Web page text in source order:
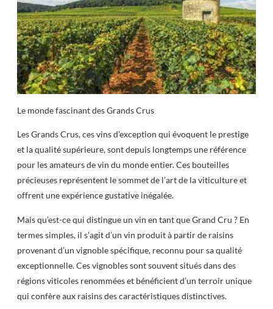
Le monde fascinant des Grands Crus
Les Grands Crus, ces vins d’exception qui évoquent le prestige
et la qualité supérieure, sont depuis longtemps une référence
pour les amateurs de vin du monde entier. Ces bouteilles
précieuses représentent le sommet de l’art de la viticulture et
offrent une expérience gustative inégalée.
Mais qu’est-ce qui distingue un vin en tant que Grand Cru ? En
termes simples, il s’agit d’un vin produit à partir de raisins
provenant d’un vignoble spécifique, reconnu pour sa qualité
exceptionnelle. Ces vignobles sont souvent situés dans des
régions viticoles renommées et bénéficient d’un terroir unique
qui confère aux raisins des caractéristiques distinctives.